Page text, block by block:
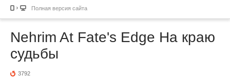
Полная версия сайта
Nehrim At Fate's Edge На краю
судьбы
3792